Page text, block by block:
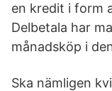
en kredit i form
Delbetala har
månadsköp i
Ska nämligen